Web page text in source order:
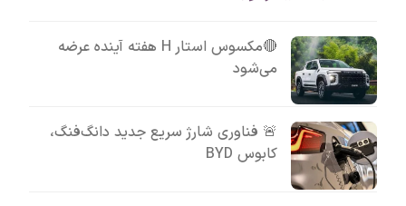
🔴مکسوس استار H هفته آینده عرضه
می‌شود
🚨 فناوری شارژ سریع جدید دانگ‌فنگ،
کابوس BYD